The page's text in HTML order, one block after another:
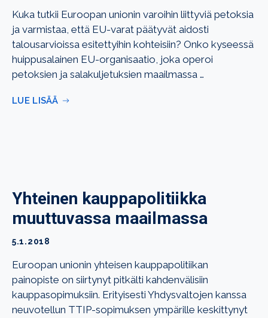
Kuka tutkii Euroopan unionin varoihin liittyviä petoksia
ja varmistaa, että EU-varat päätyvät aidosti
talousarvioissa esitettyihin kohteisiin? Onko kyseessä
huippusalainen EU-organisaatio, joka operoi
petoksien ja salakuljetuksien maailmassa …
LUE LISÄÄ
Yhteinen kauppapolitiikka
muuttuvassa maailmassa
5.1.2018
Euroopan unionin yhteisen kauppapolitiikan
painopiste on siirtynyt pitkälti kahdenvälisiin
kauppasopimuksiin. Erityisesti Yhdysvaltojen kanssa
neuvotellun TTIP-sopimuksen ympärille keskittynyt